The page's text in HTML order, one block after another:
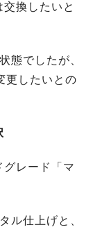
換したいと
態でしたが、
更したいとの
グレード「マ
ル仕上げと、